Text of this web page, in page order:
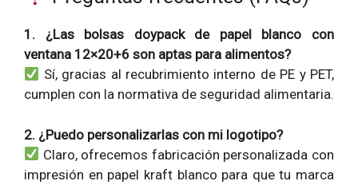
1. ¿Las bolsas doypack de papel blanco con
ventana 12×20+6 son aptas para alimentos?
Sí, gracias al recubrimiento interno de PE y PET,
cumplen con la normativa de seguridad alimentaria.
2. ¿Puedo personalizarlas con mi logotipo?
Claro, ofrecemos fabricación personalizada con
impresión en papel kraft blanco para que tu marca